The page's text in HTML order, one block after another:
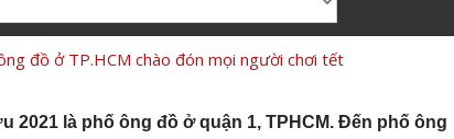
đồ ở TP.HCM chào đón mọi người chơi tết
2021 là phố ông đồ ở quận 1, TPHCM. Đến phố ông